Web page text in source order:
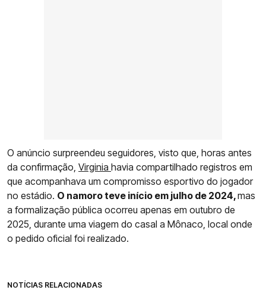
O anúncio surpreendeu seguidores, visto que, horas antes
da confirmação, Virginia havia compartilhado registros em
que acompanhava um compromisso esportivo do jogador
no estádio. O namoro teve início em julho de 2024,mas
a formalização pública ocorreu apenas em outubro de
2025, durante uma viagem do casal a Mônaco, local onde
o pedido oficial foi realizado.
NOTÍCIAS RELACIONADAS